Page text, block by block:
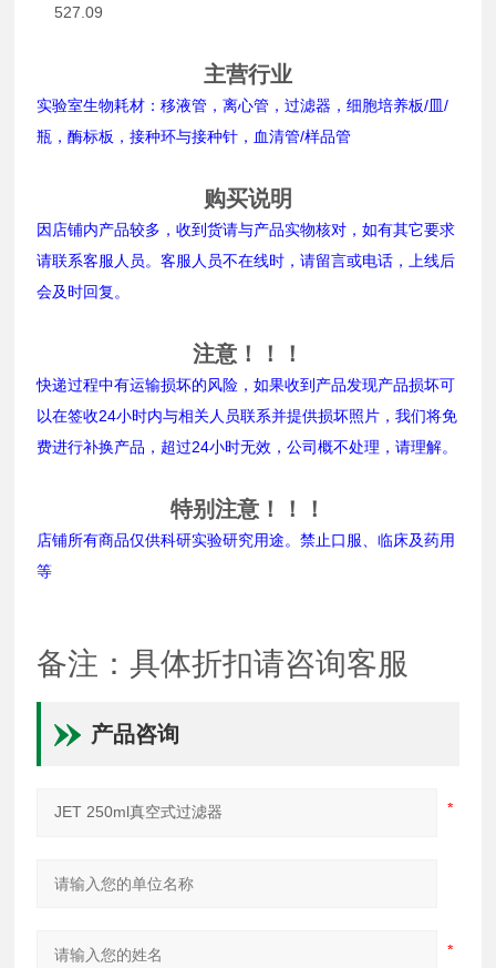
527.09
主营行业
实验室生物耗材：移液管，离心管，过滤器，细胞培养板/皿/
瓶，酶标板，接种环与接种针，血清管/样品管
购买说明
因店铺内产品较多，收到货请与产品实物核对，如有其它要求
请联系客服人员。客服人员不在线时，请留言或电话，上线后
会及时回复。
注意！！！
快递过程中有运输损坏的风险，如果收到产品发现产品损坏可
以在签收24小时内与相关人员联系并提供损坏照片，我们将免
费进行补换产品，超过24小时无效，公司概不处理，请理解。
特别注意！！！
店铺所有商品仅供科研实验研究用途。禁止口服、临床及药用
等
备注：具体折扣请咨询客服
产品咨询